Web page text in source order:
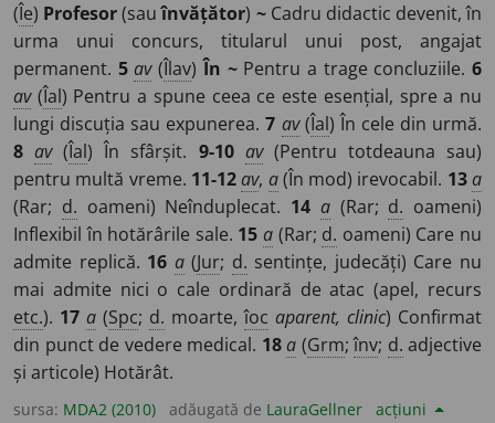
(Îe) Profesor(sauînvățător) ~Cadru didactic devenit, în
urma unui concurs, titularul unui post, angajat
permanent. 5 av(Îlav)În ~Pentru a trage concluziile.6
av(Îal) Pentru a spune ceea ce este esențial, spre a nu
lungi discuția sau expunerea.7 av(Îal) În cele din urmă.
8 av(Îal) În sfârșit. 9-10 av(Pentru totdeauna sau)
pentru multă vreme. 11-12av, a(În mod) irevocabil. 13a
(Rar; d. oameni) Neînduplecat. 14 a(Rar; d. oameni)
Inflexibil în hotărârile sale. 15 a (Rar; d. oameni) Care nu
admite replică. 16 a(Jur; d. sentințe, judecăți) Care nu
mai admite nici o cale ordinară de atac (apel, recurs
etc.). 17 a (Spc; d. moarte,îoc aparent, clinic) Confirmat
din punct de vedere medical. 18 a (Grm;înv; d. adjective
și articole) Hotărât.
sursa: MDA2 (2010) adăugată de LauraGellner acțiuni